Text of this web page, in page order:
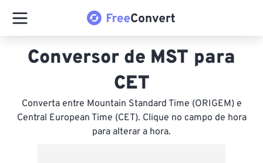
Conversor de MST para
CET
Converta entre Mountain Standard Time (ORIGEM) e
Central European Time (CET). Clique no campo de hora
para alterar a hora.